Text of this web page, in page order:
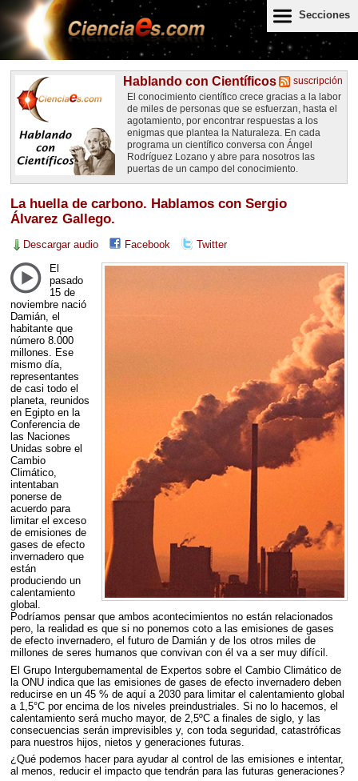
Secciones
suscripción
Hablando con Científicos
El conocimiento científico crece gracias a la labor
de miles de personas que se esfuerzan, hasta el
agotamiento, por encontrar respuestas a los
enigmas que plantea la Naturaleza. En cada
programa un científico conversa con Ángel
Rodríguez Lozano y abre para nosotros las
puertas de un campo del conocimiento.
La huella de carbono. Hablamos con Sergio
Álvarez Gallego.
Descargar audio Facebook Twitter
El
pasado
15 de
noviembre nació
Damián, el
habitante que
número 8.000
millones. Ese
mismo día,
representantes
de casi todo el
planeta, reunidos
en Egipto en la
Conferencia de
las Naciones
Unidas sobre el
Cambio
Climático,
intentaban
ponerse de
acuerdo para
limitar el exceso
de emisiones de
gases de efecto
invernadero que
están
produciendo un
calentamiento
global.
Podríamos pensar que ambos acontecimientos no están relacionados
pero, la realidad es que si no ponemos coto a las emisiones de gases
de efecto invernadero, el futuro de Damián y de los otros miles de
millones de seres humanos que convivan con él va a ser muy difícil.
El Grupo Intergubernamental de Expertos sobre el Cambio Climático de
la ONUindica que las emisiones de gases de efecto invernadero deben
reducirse en un 45 % de aquí a 2030 para limitar el calentamiento global
a 1,5°C por encima de los niveles preindustriales. Si no lo hacemos, el
calentamiento será mucho mayor, de 2,5ºC a finales de siglo, y las
consecuencias serán imprevisibles y, con toda seguridad, catastróficas
para nuestros hijos, nietos y generaciones futuras.
¿Qué podemos hacer para ayudar al control de las emisiones e intentar,
al menos, reducir el impacto que tendrán para las futuras generaciones?